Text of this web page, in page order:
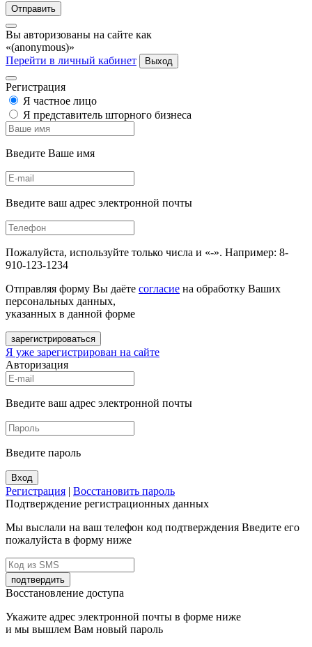
Отправить
Вы авторизованы на сайте как
«(anonymous)»
Перейти в личный кабинет
Выход
Регистрация
Я частное лицо
Я представитель шторного бизнеса
Введите Ваше имя
Введите ваш адрес электронной почты
Пожалуйста, используйте только числа и «-». Например: 8-
910-123-1234
Отправляя форму Вы даёте согласие на обработку Ваших
персональных данных,
указанных в данной форме
зарегистрироваться
Я уже зарегистрирован на сайте
Авторизация
Введите ваш адрес электронной почты
Введите пароль
Вход
Регистрация | Восстановить пароль
Подтверждение регистрационных данных
Мы выслали на ваш телефон код подтверждения Введите его
пожалуйста в форму ниже
подтвердить
Восстановление доступа
Укажите адрес электронной почты в форме ниже
и мы вышлем Вам новый пароль